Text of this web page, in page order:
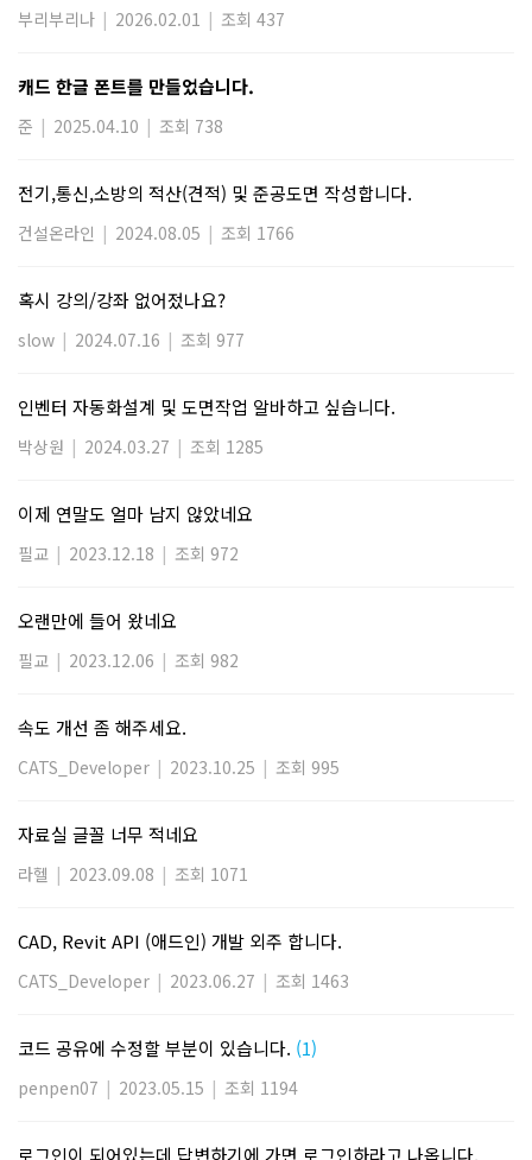
부리부리나 | 2026.02.01 | 조회 437
캐드 한글 폰트를 만들었습니다.
준 | 2025.04.10 | 조회 738
전기,통신,소방의 적산(견적) 및 준공도면 작성합니다.
건설온라인 | 2024.08.05 | 조회 1766
혹시 강의/강좌 없어젔나요?
slow | 2024.07.16 | 조회 977
인벤터 자동화설계 및 도면작업 알바하고 싶습니다.
박상원 | 2024.03.27 | 조회 1285
이제 연말도 얼마 남지 않았네요
필교 | 2023.12.18 | 조회 972
오랜만에 들어 왔네요
필교 | 2023.12.06 | 조회 982
속도 개선 좀 해주세요.
CATS_Developer | 2023.10.25 | 조회 995
자료실 글꼴 너무 적네요
라헬 | 2023.09.08 | 조회 1071
CAD, Revit API (애드인) 개발 외주 합니다.
CATS_Developer | 2023.06.27 | 조회 1463
코드 공유에 수정할 부분이 있습니다. (1)
penpen07 | 2023.05.15 | 조회 1194